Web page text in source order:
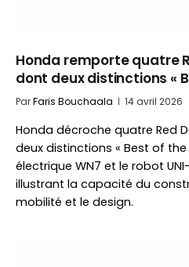
Honda remporte quatre
dont deux distinctions «
ParFaris Bouchaala 14 avril 2026
Honda décroche quatre Red
deux distinctions « Best of the
électrique WN7 et le robot
illustrant la capacité du
mobilité et le design.